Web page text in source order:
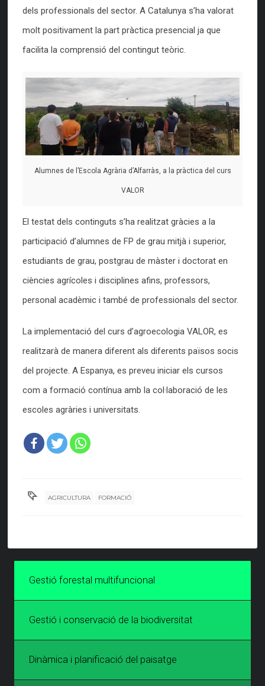
dels professionals del sector. A Catalunya s’ha valorat
molt positivament la part pràctica presencial ja que
facilita la comprensió del contingut teòric.
Alumnes de l’Escola Agrària d’Alfarràs, a la pràctica del curs
VALOR
El testat dels continguts s’ha realitzat gràcies a la
participació d’alumnes de FP de grau mitjà i superior,
estudiants de grau, postgrau de màster i doctorat en
ciències agrícoles i disciplines afins, professors,
personal acadèmic i també de professionals del sector.
La implementació del curs d’agroecologia VALOR, es
realitzarà de manera diferent als diferents països socis
del projecte. A Espanya, es preveu iniciar els cursos
com a formació contínua amb la col·laboració de les
escoles agràries i universitats.
AGRICULTURA FORMACIÓ
Gestió forestal multifuncional
Gestió i conservació de la biodiversitat
Dinàmica i planificació del paisatge